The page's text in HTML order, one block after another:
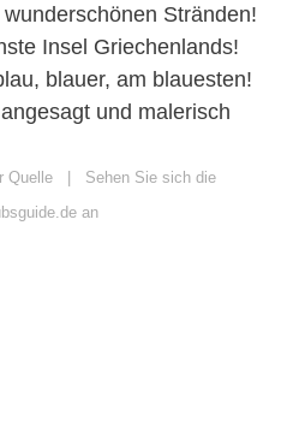
Stränden!
Insel Griechenlands!
blauer, am blauesten!
und malerisch
Quelle | Sehen Sie sich die
an